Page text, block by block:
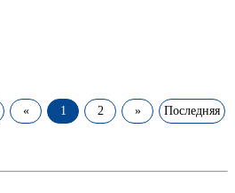
« 1 2 » Последняя